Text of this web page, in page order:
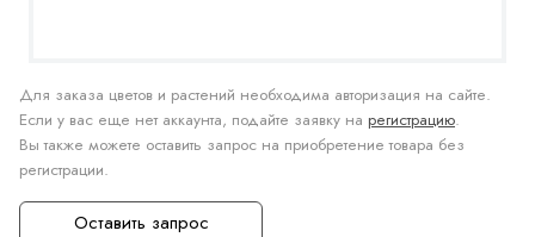
Для заказа цветов и растений необходима авторизация на сайте.
Если у вас еще нет аккаунта, подайте заявку на регистрацию.
Вы также можете оставить запрос на приобретение товара без
регистрации.
Оставить запрос